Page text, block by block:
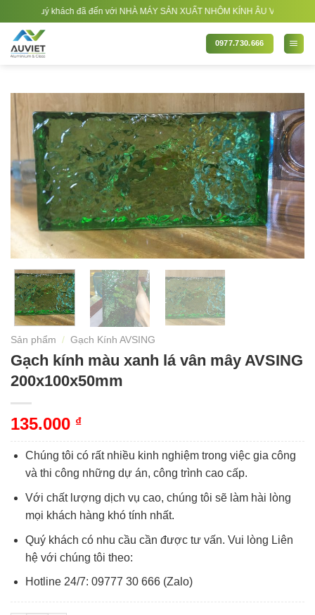
qua
nội
dung
quý khách đã đến với NHÀ MÁY SẢN XUẤT NHÔM KÍNH ÂU VIỆT. Nhà Sản
0977.730.666
Sản phẩm / Gạch Kính AVSING
Gạch kính màu xanh lá vân mây AVSING
200x100x50mm
135.000 ₫
Chúng tôi có rất nhiều kinh nghiệm trong việc gia công
và thi công những dự án, công trình cao cấp.
Với chất lượng dịch vụ cao, chúng tôi sẽ làm hài lòng
mọi khách hàng khó tính nhất.
Quý khách có nhu cầu cần được tư vấn. Vui lòng Liên
hệ với chúng tôi theo:
Hotline 24/7: 09777 30 666 (Zalo)